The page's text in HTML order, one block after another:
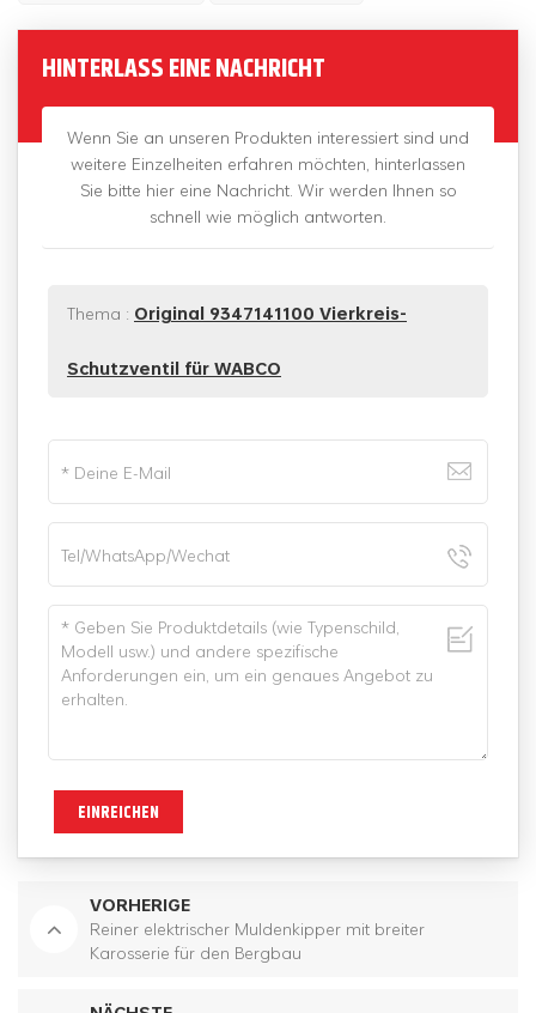
HINTERLASS EINE NACHRICHT
Wenn Sie an unseren Produkten interessiert sind und
weitere Einzelheiten erfahren möchten, hinterlassen
Sie bitte hier eine Nachricht. Wir werden Ihnen so
schnell wie möglich antworten.
Thema : Original 9347141100 Vierkreis-
Schutzventil für WABCO
EINREICHEN
VORHERIGE
Reiner elektrischer Muldenkipper mit breiter
Karosserie für den Bergbau